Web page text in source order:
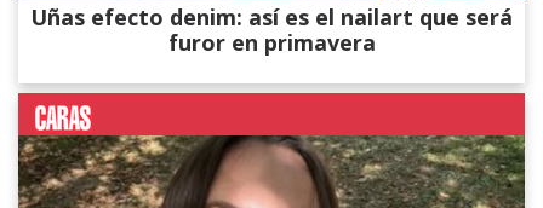
Uñas efecto denim: así es el nailart que será
furor en primavera